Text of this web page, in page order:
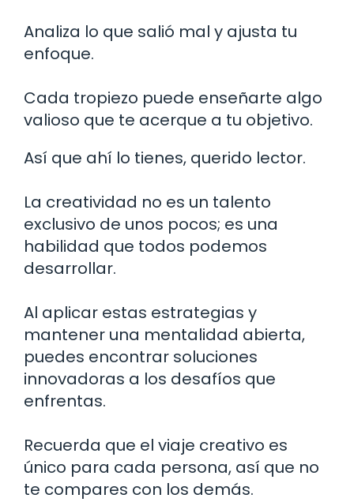
Analiza lo que salió mal y ajusta tu
enfoque.
Cada tropiezo puede enseñarte algo
valioso que te acerque a tu objetivo.
Así que ahí lo tienes, querido lector.
La creatividad no es un talento
exclusivo de unos pocos; es una
habilidad que todos podemos
desarrollar.
Al aplicar estas estrategias y
mantener una mentalidad abierta,
puedes encontrar soluciones
innovadoras a los desafíos que
enfrentas.
Recuerda que el viaje creativo es
único para cada persona, así que no
te compares con los demás.